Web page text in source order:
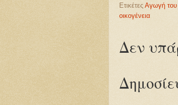
Ετικέτες Αγωγή
οικογένεια
Δεν